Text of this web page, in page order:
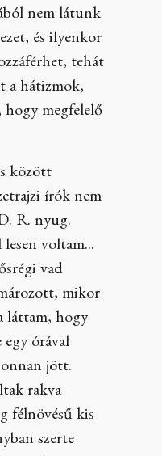
nem látunk
és ilyenkor
tehát
a hátizmok,
hogy megfelelő
között
írók nem
R. nyug.
voltam...
vad
mikor
láttam, hogy
órával
jött.
rakva
félnövésű kis
szerte